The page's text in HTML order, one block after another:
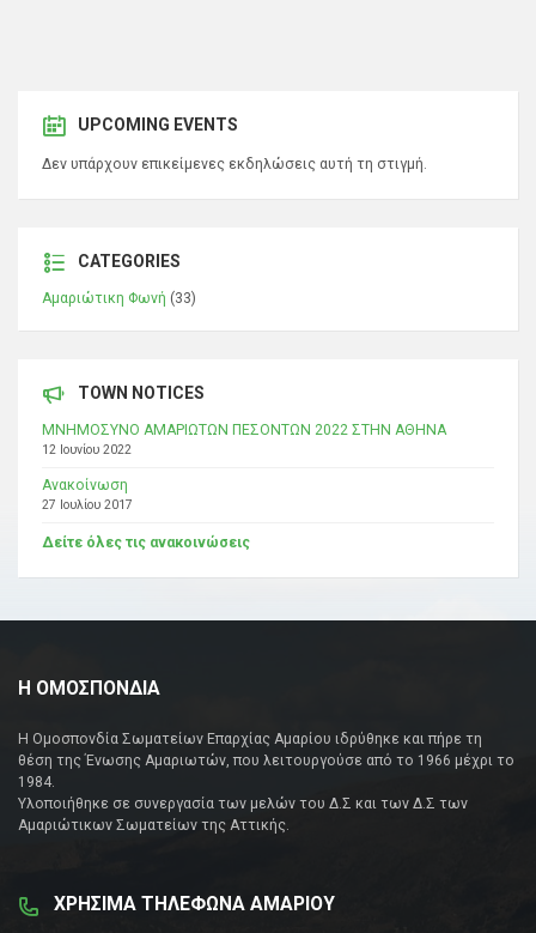
UPCOMING EVENTS
Δεν υπάρχουν επικείμενες εκδηλώσεις αυτή τη στιγμή.
CATEGORIES
Αμαριώτικη Φωνή (33)
TOWN NOTICES
ΜΝΗΜΟΣΥΝΟ ΑΜΑΡΙΩΤΩΝ ΠΕΣΟΝΤΩΝ 2022 ΣΤΗΝ ΑΘΗΝΑ
12 Ιουνίου 2022
Ανακοίνωση
27 Ιουλίου 2017
Δείτε όλες τις ανακοινώσεις
Η ΟΜΟΣΠΟΝΔΙΑ
Η Ομοσπονδία Σωματείων Επαρχίας Αμαρίου ιδρύθηκε και πήρε τη
θέση της Ένωσης Αμαριωτών, που λειτουργούσε από το 1966 μέχρι το
1984.
Υλοποιήθηκε σε συνεργασία των μελών του Δ.Σ και των Δ.Σ των
Αμαριώτικων Σωματείων της Αττικής.
ΧΡΗΣΙΜΑ ΤΗΛΕΦΩΝΑ ΑΜΑΡΙΟΥ